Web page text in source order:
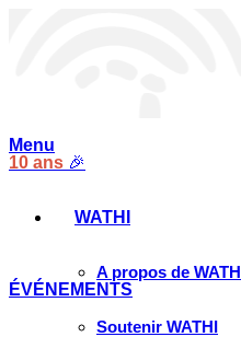
10 ans 🎉
ÉVÉNEMENTS
Menu
WATHI
A propos de
Soutenir WATHI